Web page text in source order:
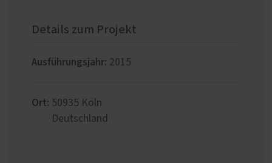
Details zum Projekt
Ausführungsjahr: 2015
Ort: 50935 Köln
Deutschland